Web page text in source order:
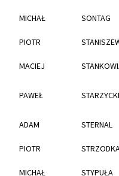
MICHAŁ SONTAG
PIOTR
MACIEJ
PAWEŁ STARZYCKI
ADAM STERNAL
PIOTR
MICHAŁ STYPUŁA